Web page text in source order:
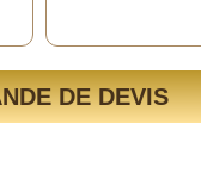
DE DEVIS